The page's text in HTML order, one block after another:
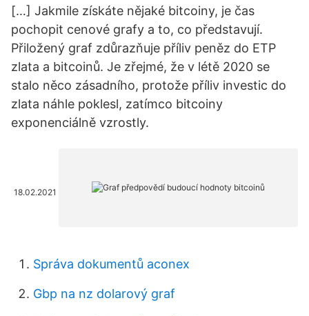
[…] Jakmile získáte nějaké bitcoiny, je čas
pochopit cenové grafy a to, co představují.
Přiložený graf zdůrazňuje příliv peněz do ETP
zlata a bitcoinů. Je zřejmé, že v létě 2020 se
stalo něco zásadního, protože příliv investic do
zlata náhle poklesl, zatímco bitcoiny
exponenciálně vzrostly.
18.02.2021
Správa dokumentů aconex
Gbp na nz dolarový graf